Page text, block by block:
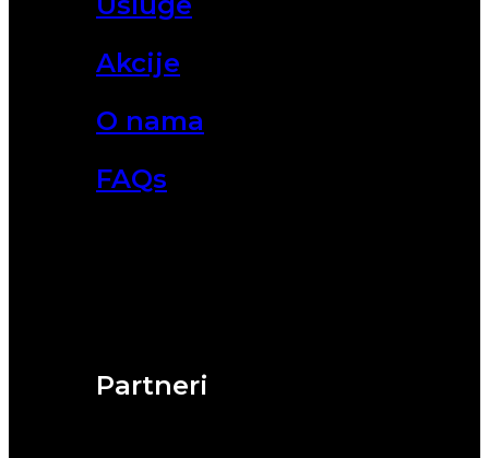
Partneri
Akcije
O nama
FAQs